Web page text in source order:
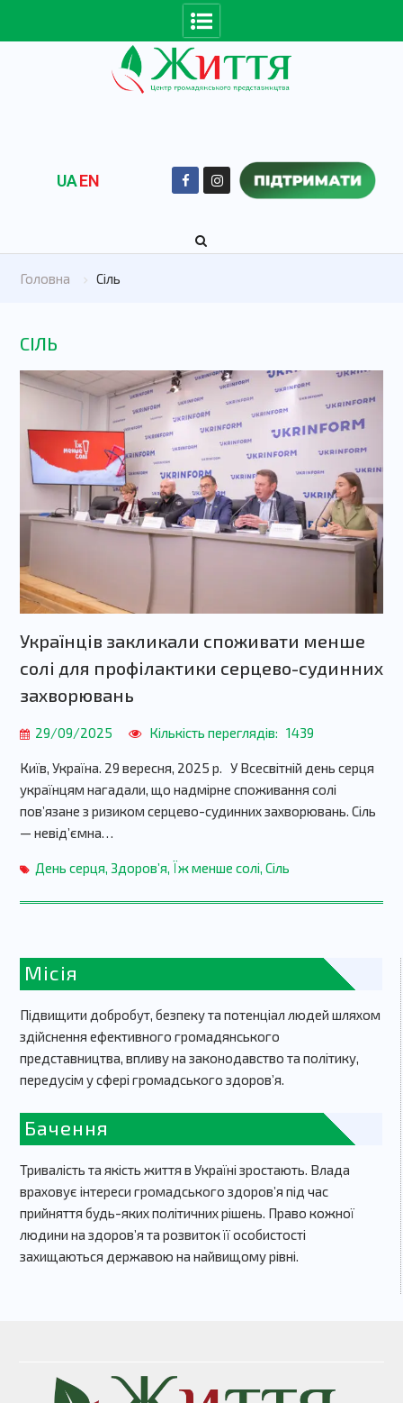
UAEN
Головна Сіль
СІЛЬ
Українців закликали споживати менше
солі для профілактики серцево-судинних
захворювань
29/09/2025 Кількість переглядів: 1439
Київ, Україна. 29 вересня, 2025 р. У Всесвітній день серця
українцям нагадали, що надмірне споживання солі
пов’язане з ризиком серцево-судинних захворювань. Сіль
— невід’ємна…
День серця, Здоров’я, Їж менше солі, Сіль
Місія
Підвищити добробут, безпеку та потенціал людей шляхом
здійснення ефективного громадянського
представництва, впливу на законодавство та політику,
передусім у сфері громадського здоров’я.
Бачення
Тривалість та якість життя в Україні зростають. Влада
враховує інтереси громадського здоров’я під час
прийняття будь-яких політичних рішень. Право кожної
людини на здоров’я та розвиток її особистості
захищаються державою на найвищому рівні.